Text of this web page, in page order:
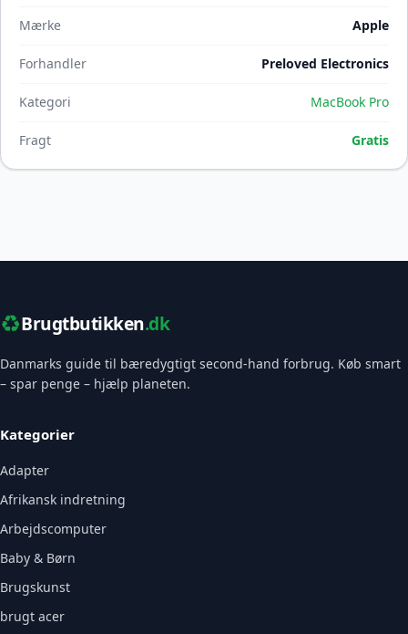
Mærke Apple
Forhandler Preloved Electronics
Kategori MacBook Pro
Fragt Gratis
♻️Brugtbutikken.dk
Danmarks guide til bæredygtigt second-hand forbrug. Køb smart
– spar penge – hjælp planeten.
Kategorier
Adapter
Afrikansk indretning
Arbejdscomputer
Baby & Børn
Brugskunst
brugt acer